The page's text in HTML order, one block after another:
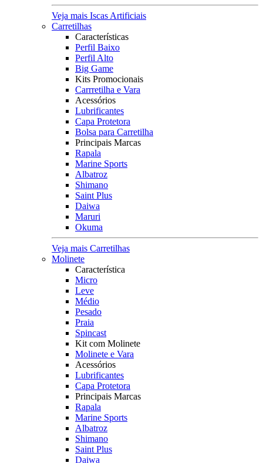
Veja mais Iscas Artificiais
Carretilhas
Características
Perfil Baixo
Perfil Alto
Big Game
Kits Promocionais
Carrretilha e Vara
Acessórios
Lubrificantes
Capa Protetora
Bolsa para Carretilha
Principais Marcas
Rapala
Marine Sports
Albatroz
Shimano
Saint Plus
Daiwa
Maruri
Okuma
Veja mais Carretilhas
Molinete
Característica
Micro
Leve
Médio
Pesado
Praia
Spincast
Kit com Molinete
Molinete e Vara
Acessórios
Lubrificantes
Capa Protetora
Principais Marcas
Rapala
Marine Sports
Albatroz
Shimano
Saint Plus
Daiwa